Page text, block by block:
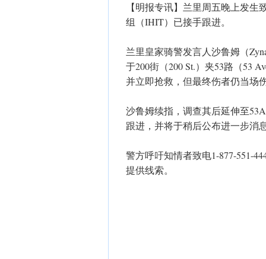
【明报专讯】兰里周五晚上发
组（IHIT）已接手跟进。
兰里皇家骑警发言人沙鲁姆（
于200街（200 St.）夹53路（53
并立即抢救，但最终伤者仍当场
沙鲁姆续指，调查其后延伸至
跟进，并将于稍后公布进一步消
警方呼吁知情者致电1-877-551-
提供线索。